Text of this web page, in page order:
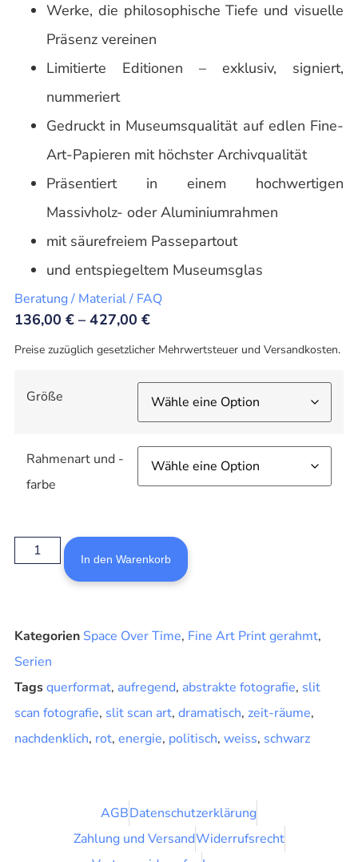
Werke, die philosophische Tiefe und visuelle
Präsenz vereinen
Limitierte Editionen – exklusiv, signiert,
nummeriert
Gedruckt in Museumsqualität auf edlen Fine-
Art-Papieren mit höchster Archivqualität
Präsentiert in einem hochwertigen
Massivholz- oder Aluminiumrahmen
mit säurefreiem Passepartout
und entspiegeltem Museumsglas
Beratung / Material / FAQ
136,00€ –427,00 €
Preise zuzüglich gesetzlicher Mehrwertsteuer und Versandkosten.
Größe
Rahmenart und -
farbe
In den Warenkorb
Kategorien Space Over Time, Fine Art Print gerahmt,
Serien
Tagsquerformat, aufregend, abstrakte fotografie, slit
scan fotografie, slit scan art, dramatisch, zeit-räume,
nachdenklich, rot, energie, politisch, weiss, schwarz
AGBDatenschutzerklärung
Zahlung und VersandWiderrufsrecht